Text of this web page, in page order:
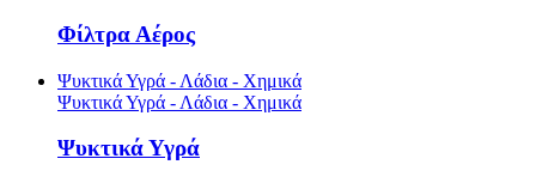
Φίλτρα Αέρος
Ψυκτικά Υγρά - Λάδια - Χημικά
Ψυκτικά Υγρά - Λάδια - Χημικά
Ψυκτικά Υγρά